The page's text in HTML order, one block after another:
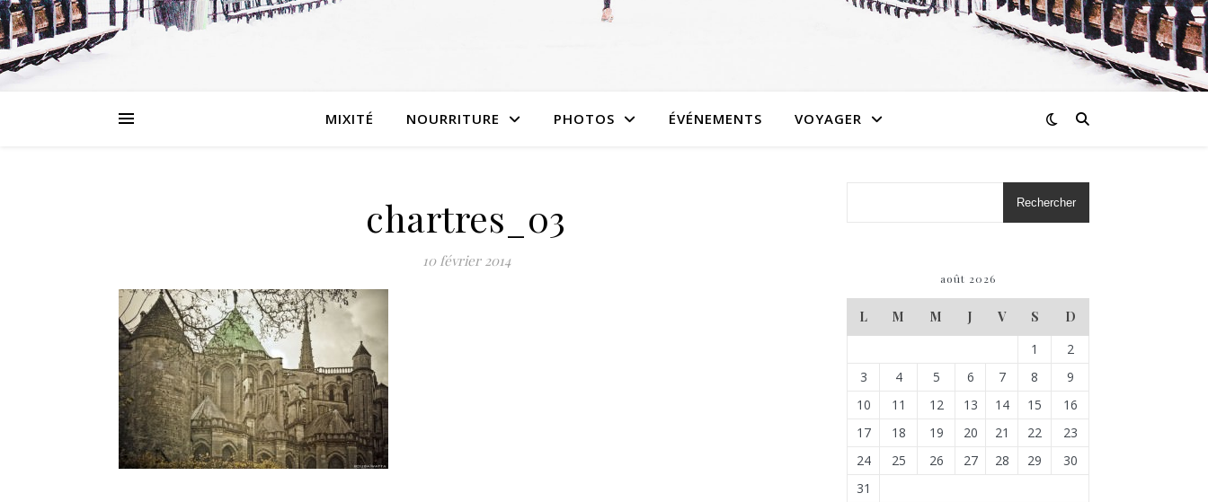
MIXITÉ NOURRITURE PHOTOS ÉVÉNEMENTS VOYAGER
chartres_03
10 février 2014
Rechercher
août 2026
L M M J V S
D
1
2
3
4 5 6 7 8
9
10
11 12 13 14 15
16
17
18 19 20 21 22
23
24
25 26 27 28 29
30
31